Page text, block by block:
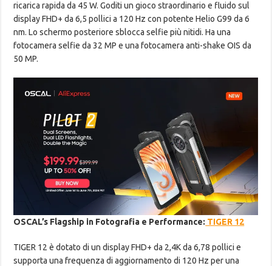
ricarica rapida da 45 W. Goditi un gioco straordinario e fluido sul
display FHD+ da 6,5 ​​pollici a 120 Hz con potente Helio G99 da 6
nm. Lo schermo posteriore sblocca selfie più nitidi. Ha una
fotocamera selfie da 32 MP e una fotocamera anti-shake OIS da
50 MP.
OSCAL’s Flagship in Fotografia e Performance: TIGER 12
TIGER 12 è dotato di un display FHD+ da 2,4K da 6,78 pollici e
supporta una frequenza di aggiornamento di 120 Hz per una